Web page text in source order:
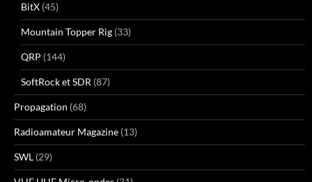
BitX (45)
Mountain Topper Rig (33)
QRP (144)
SoftRock et SDR (87)
Propagation (68)
Radioamateur Magazine (13)
SWL (29)